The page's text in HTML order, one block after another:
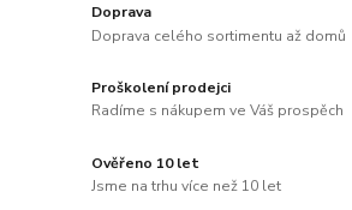
Doprava
Doprava celého sortimentu až domů
Proškolení prodejci
Radíme s nákupem ve Váš prospěch
Ověřeno 10 let
Jsme na trhu více než 10 let